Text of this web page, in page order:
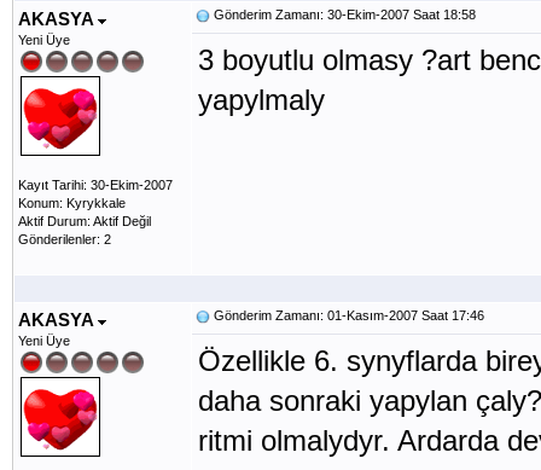
AKASYA
Yeni Üye
Kayıt Tarihi: 30-Ekim-2007
Konum: Kyrykkale
Aktif Durum: Aktif Değil
Gönderilenler: 2
Gönderim Zamanı: 30-Ekim-2007 Saat 18:58
3 boyutlu olmasy ?art
AKASYA
Yeni Üye
Gönderim Zamanı: 01-Kasım-2007 Saat 17:46
Özellikle 6. synyflarda
daha sonraki yapylan
ritmi olmalydyr. Ardarda